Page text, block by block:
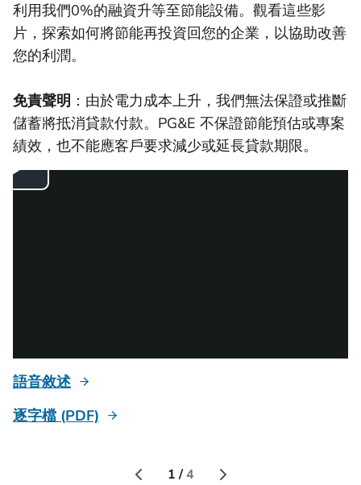
利用我們0%的融資升等至節能設備。觀看這些影
片，探索如何將節能再投資回您的企業，以協助改善
您的利潤。
免責聲明 ：由於電力成本上升，我們無法保證或推斷
儲蓄將抵消貸款付款。PG&E 不保證節能預估或專案
績效，也不能應客戶要求減少或延長貸款期限。
語音敘述
逐字檔 (PDF)
1 /4